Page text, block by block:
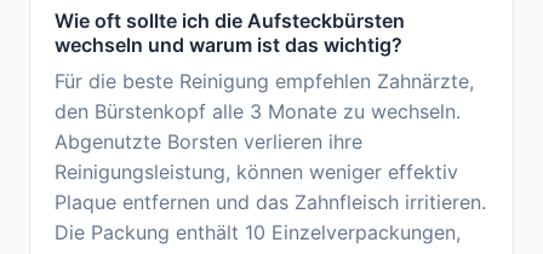
Wie oft sollte ich die Aufsteckbürsten
wechseln und warum ist das wichtig?
Für die beste Reinigung empfehlen Zahnärzte,
den Bürstenkopf alle 3 Monate zu wechseln.
Abgenutzte Borsten verlieren ihre
Reinigungsleistung, können weniger effektiv
Plaque entfernen und das Zahnfleisch irritieren.
Die Packung enthält 10 Einzelverpackungen,